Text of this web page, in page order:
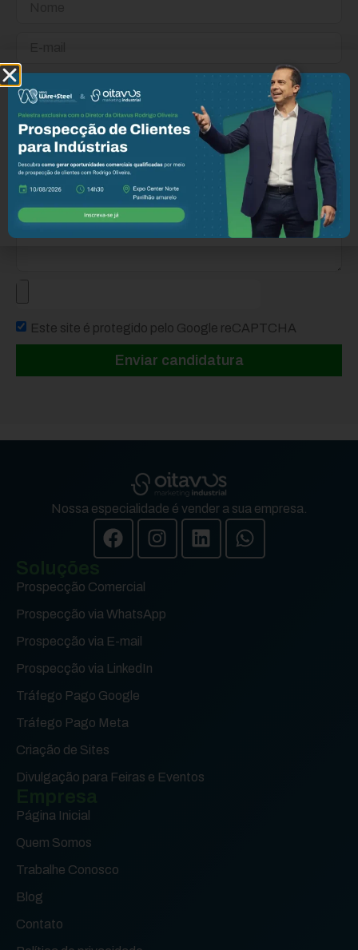
Este site é protegido pelo Google reCAPTCHA
Enviar candidatura
Nossa especialidade é vender a sua empresa.
Prospecção Comercial
Prospecção via WhatsApp
Prospecção via E-mail
Prospecção via LinkedIn
Tráfego Pago Google
Tráfego Pago Meta
Criação de Sites
Divulgação para Feiras e Eventos
Página Inicial
Quem Somos
Trabalhe Conosco
Blog
Contato